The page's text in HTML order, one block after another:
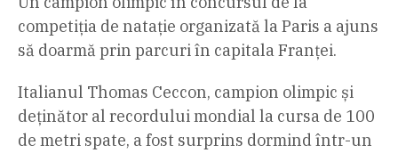
competiția de natație organizată la Paris a ajuns
să doarmă prin parcuri în capitala Franței.
Italianul Thomas Ceccon, campion olimpic și
deţinător al recordului mondial la cursa de 100
de metri spate, a fost surprins dormind într-un